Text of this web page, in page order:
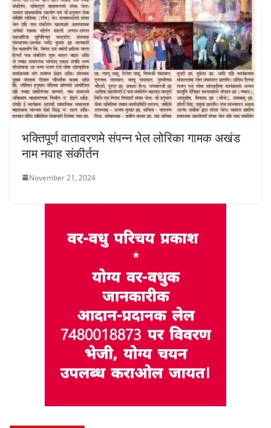
भक्तिपूर्ण वातावरणमे संपन्न भेल लोरिका गामक अखंड
नाम नवाह संकीर्तन
November 21, 2024